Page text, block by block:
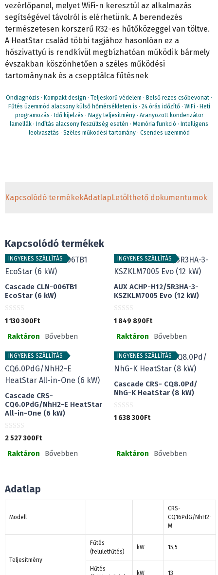
vezérlőpanel, melyet WiFi-n keresztül az alkalmazás
segítségével távolról is elérhetünk. A berendezés
természetesen korszerű R32-es hűtőközeggel van töltve.
A HeatStar család többi tagjához hasonlóan ez a
hőszivattyú is rendkívül megbízhatóan működik bármely
évszakban köszönhetően a széles működési
tartománynak és a csepptálca fűtésnek
Öndiagnózis · Kompakt design · Teljeskörű védelem · Belső rezes csőbevonat ·
Fűtés üzemmód alacsony külső hőmérsékleten is · 24 órás időzítő · WiFi · Heti
programozás · Idő kijelzés · Nagy teljesítmény · Aranyozott kondenzátor
lamellák · Indítás alacsony feszültség esetén · Memória funkció · Intelligens
leolvasztás · Széles működési tartomány · Csendes üzemmód
Kapcsolódó termékekAdatlapLetölthető dokumentumok
Kapcsolódó termékek
INGYENES SZÁLLÍTÁS
Cascade CLN-006TB1
EcoStar (6 kW)
0
a
l
1 130 300Ft
Raktáron Bővebben
INGYENES SZÁLLÍTÁS
AUX ACHP-H12/5R3HA-3-
KSZKLM7005 Evo (12 kW)
0
a
l
1 849 890Ft
Raktáron Bővebben
INGYENES SZÁLLÍTÁS
Cascade CRS-
CQ6.0PdG/NhH2-E HeatStar
All-in-One (6 kW)
0
a
5
2 527 300Ft
Raktáron Bővebben
INGYENES SZÁLLÍTÁS
Cascade CRS- CQ8.0Pd/
NhG-K HeatStar (8 kW)
0
a
ő
1 638 300Ft
Raktáron Bővebben
Adatlap
Modell
CRS-
CQ16PdG/NhH2-
M
Teljesítmény
Fűtés
(felületfűtés)
kW 15,5
Hűtés
kW 13